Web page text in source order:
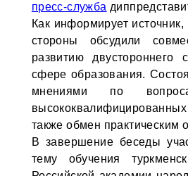
пресс-служба
Как информирует источник,
стороны обсудили
развитию двустороннего
сфере образования.
мнениями по
также обмен практическим
В завершение беседы
тему обучения